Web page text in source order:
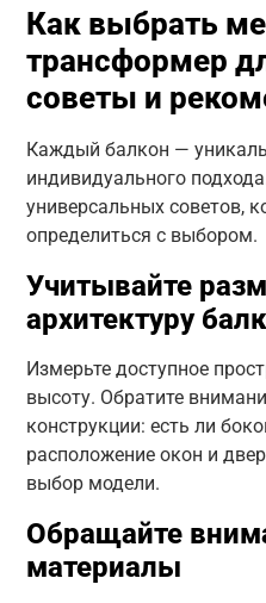
Как выбрать
трансформер
советы и
Каждый балкон —
индивидуального
универсальных советов,
определиться с выбором.
Учитывайте
архитектуру
Измерьте доступное
высоту. Обратите
конструкции: есть ли
расположение окон и
выбор модели.
Обращайте
материалы